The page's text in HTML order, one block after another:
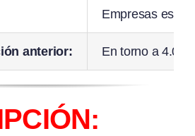
Empresas
anterior: En torno a